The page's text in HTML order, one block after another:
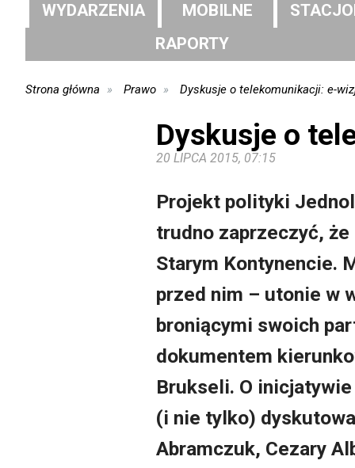
WYDARZENIA MOBILNE
RAPORTY
Strona główna Prawo Dyskusje o telekomunikacji: e-
Dyskusje o
20 LIPCA 2015, 07:15
Projekt polityki
trudno zaprzeczyć,
Starym Kontynencie.
przed nim – utonie w
broniącymi swoich
dokumentem
Brukseli. O
(i nie tylko)
Abramczuk, Cezary